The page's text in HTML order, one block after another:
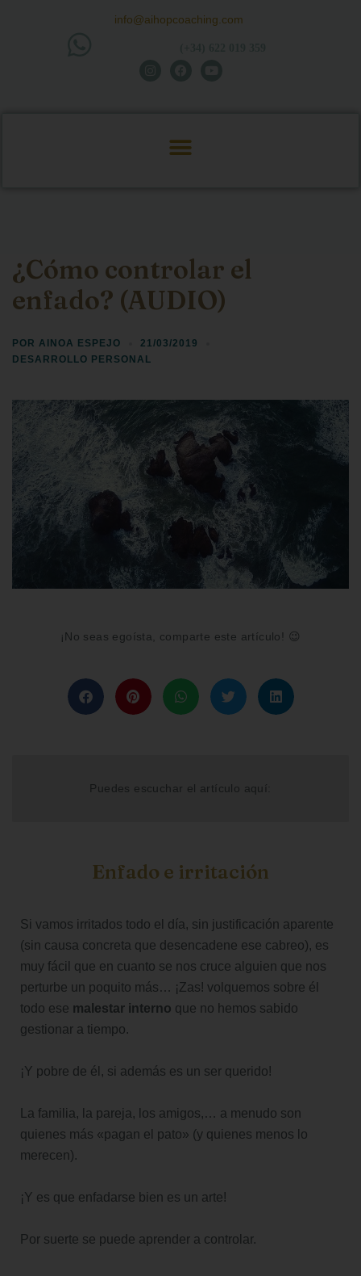
info@aihopcoaching.com
¿Cómo controlar el
enfado? (AUDIO)
POR AINOA ESPEJO
21/03/2019
DESARROLLO PERSONAL
¡No seas egoísta, comparte este artículo! 😉
Puedes escuchar el artículo aquí:
Enfado e irritación
Si vamos irritados todo el día, sin justificación aparente
(sin causa concreta que desencadene ese cabreo), es
muy fácil que en cuanto se nos cruce alguien que nos
perturbe un poquito más… ¡Zas! volquemos sobre él
todo ese malestar interno que no hemos sabido
gestionar a tiempo.
¡Y pobre de él, si además es un ser querido!
La familia, la pareja, los amigos,… a menudo son
quienes más «pagan el pato» (y quienes menos lo
merecen).
¡Y es que enfadarse bien es un arte!
Por suerte se puede aprender a controlar.